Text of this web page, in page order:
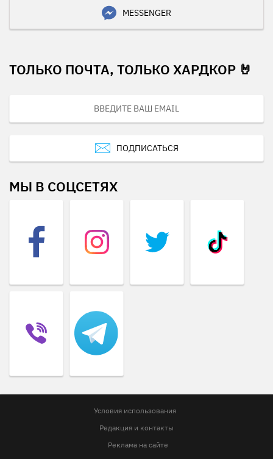
MESSENGER
ТОЛЬКО ПОЧТА, ТОЛЬКО ХАРДКОР 🤘
ПОДПИСАТЬСЯ
МЫ В СОЦСЕТЯХ
Условия использования
Редакция и контакты
Реклама на сайте